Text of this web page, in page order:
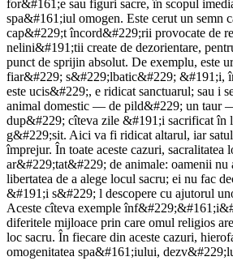
for&#161;e sau figuri sacre, în scopul
spa&#161;iul omogen. Este cerut un semn
cap&#229;t încord&#229;rii provocate de
nelini&#191;tii create de dezorientare,
punct de sprijin absolut. De exemplu, este
fiar&#229; s&#229;lbatic&#229; &#191;i,
este ucis&#229;, e ridicat sanctuarul; sau i
animal domestic — de pild&#229; un taur
dup&#229; cîteva zile &#191;i sacrificat în
g&#229;sit. Aici va fi ridicat altarul, iar
împrejur. În toate aceste cazuri, sacralitatea
ar&#229;tat&#229; de animale: oamenii nu
libertatea de a alege locul sacru; ei nu fac
&#191;i s&#229; l descopere cu ajutorul
Aceste cîteva exemple
diferitele mijloace prin care omul religios
loc sacru. În fiecare din aceste cazuri,
omogenitatea spa&#161;iului,